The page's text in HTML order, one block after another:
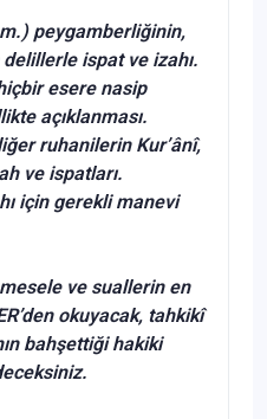
peygamberliğinin,
ispat ve izahı.
esere nasip
açıklanması.
ruhanilerin Kur’ânî,
ve ispatları.
için gerekli manevi
ve suallerin en
’den okuyacak, tahkikî
bahşettiği hakiki